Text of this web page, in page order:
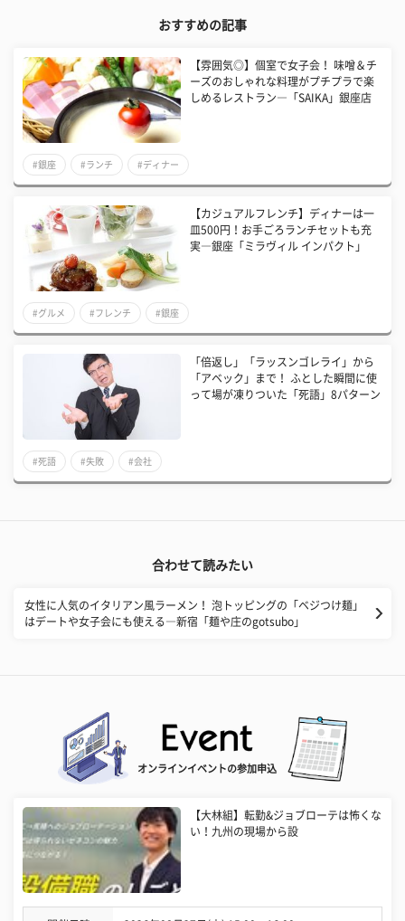
おすすめの記事
【雰囲気◎】個室で女子会！ 味噌＆チ
ーズのおしゃれな料理がプチプラで楽
しめるレストラン―「SAIKA」銀座店
#銀座 #ランチ #ディナー
【カジュアルフレンチ】ディナーは一
皿500円！お手ごろランチセットも充
実―銀座「ミラヴィル インパクト」
#グルメ #フレンチ #銀座
「倍返し」「ラッスンゴレライ」から
「アベック」まで！ ふとした瞬間に使
って場が凍りついた「死語」8パターン
#死語 #失敗 #会社
合わせて読みたい
女性に人気のイタリアン風ラーメン！ 泡トッピングの「ベジつけ麺」
はデートや女子会にも使える―新宿「麺や庄のgotsubo」
オンラインイベントの参加申込
【大林組】転勤&ジョブローテは怖くな
い！九州の現場から設